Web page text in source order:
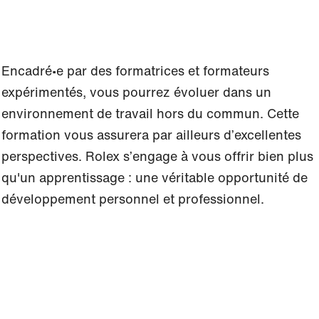
Encadré∙e par des formatrices et formateurs
expérimentés, vous pourrez évoluer dans un
environnement de travail hors du commun. Cette
formation vous assurera par ailleurs d’excellentes
perspectives. Rolex s’engage à vous offrir bien plus
qu'un apprentissage : une véritable opportunité de
développement personnel et professionnel.